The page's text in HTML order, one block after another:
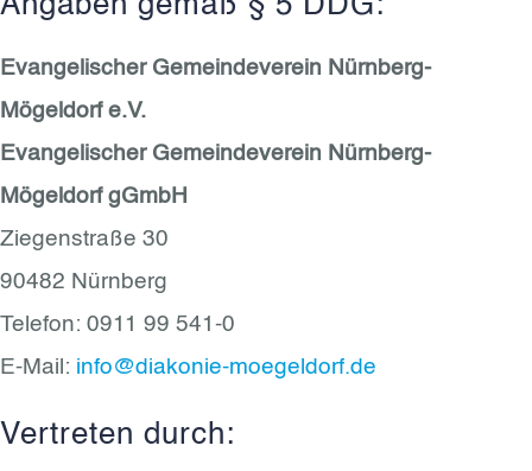
Evangelischer Gemeindeverein Nürnberg-
Mögeldorf e.V.
Evangelischer Gemeindeverein Nürnberg-
Mögeldorf gGmbH
Ziegenstraße 30
90482 Nürnberg
Telefon: 0911 99 541-0
E-Mail: info@diakonie-moegeldorf.de
Vertreten durch: